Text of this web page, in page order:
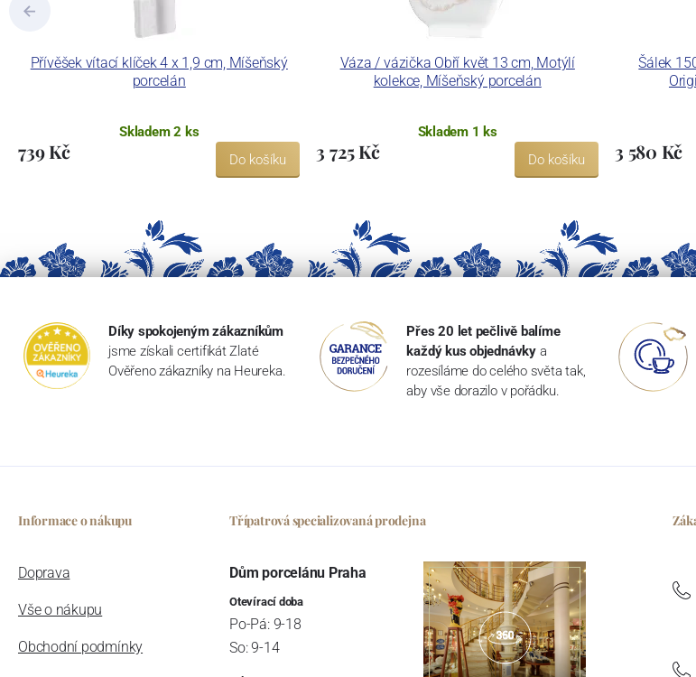
Přívěšek vítací klíček 4 x 1,9 cm, Míšeňský
porcelán
Skladem 2 ks
739 Kč Do košíku
Váza / vázička Obří květ 13 cm, Motýlí
kolekce, Míšeňský porcelán
Skladem 1 ks
3 725 Kč Do košíku
Šálek
3 580 Kč
Díky spokojeným zákazníkům
jsme získali certifikát Zlaté
Ověřeno zákazníky na Heureka.
Přes 20 let pečlivě balíme
každý kus objednávky a
rozesíláme do celého světa tak,
aby vše dorazilo v pořádku.
Informace o nákupu
Doprava
Vše o nákupu
Obchodní podmínky
Třípatrová specializovaná prodejna
Dům porcelánu Praha
Otevírací doba
Po-Pá: 9-18
So: 9-14